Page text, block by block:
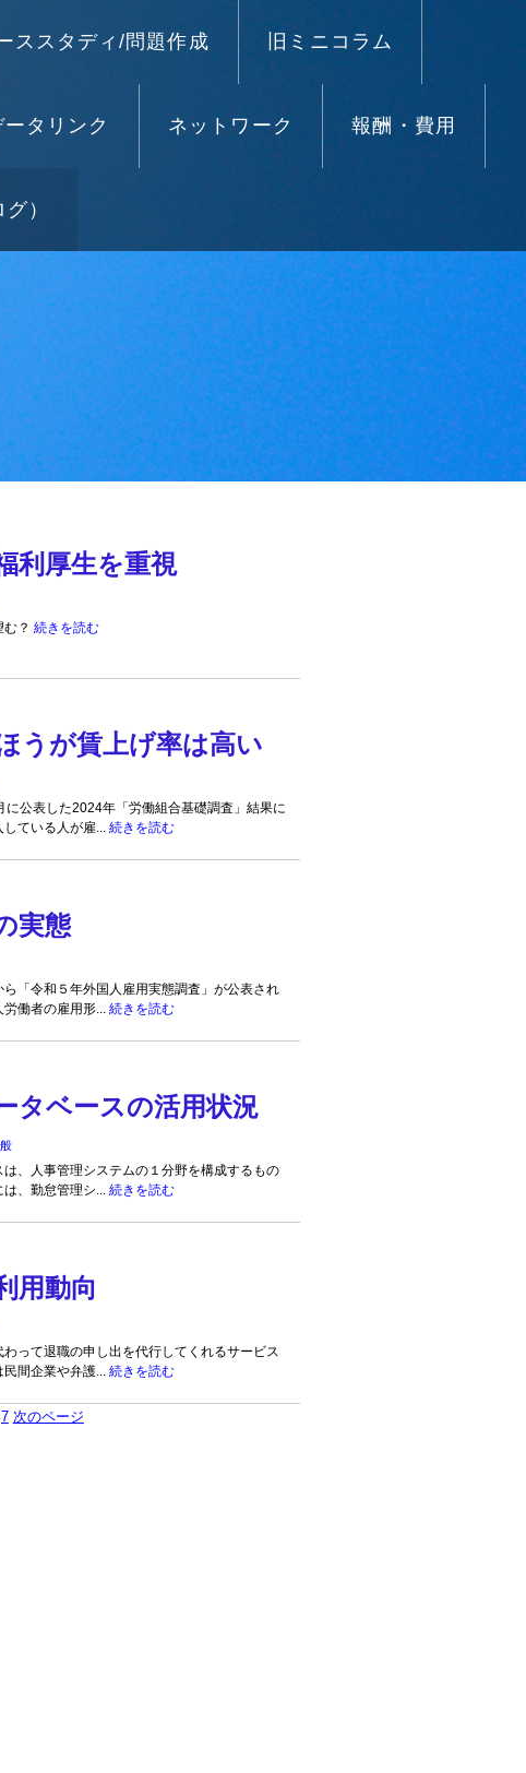
ススタディ/問題作成 旧ミニコラム
ータリンク ネットワーク 報酬・費用
）
利厚生を重視
む？続きを読む
うが賃上げ率は高い
公表した2024年「労働組合基礎調査」結果に
している人が雇...続きを読む
実態
「令和５年外国人雇用実態調査」が公表され
労働者の雇用形...続きを読む
タベースの活用状況
、人事管理システムの１分野を構成するもの
は、勤怠管理シ...続きを読む
用動向
って退職の申し出を代行してくれるサービス
民間企業や弁護...続きを読む
7 次のページ